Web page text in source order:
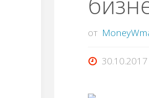
от
30.10.2017